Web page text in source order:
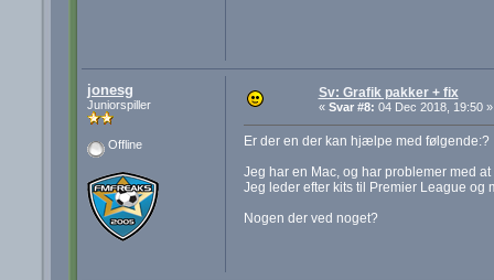
jonesg
Juniorspiller
Offline
Sv: Grafik pakker + fix
« Svar #8: 04 Dec 2018, 19:50 »
Er der en der kan hjælpe med følgende:?
Jeg har en Mac, og har problemer med
Jeg leder efter kits til Premier League og
Nogen der ved noget?